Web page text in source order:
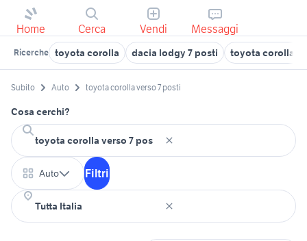
Home Cerca Vendi Messaggi
Ricerche toyota corolla dacia lodgy 7 posti toyota corolla
Subito Auto toyota corolla verso 7 posti
Cosa cerchi?
Auto Filtri